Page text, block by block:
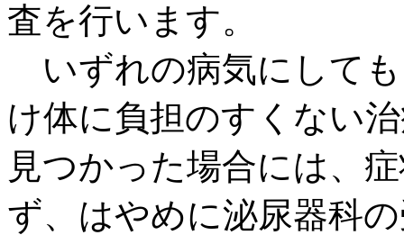
査を行います。
いずれの病気にして
け体に負担のすくない
見つかった場合には、
ず、はやめに泌尿器科